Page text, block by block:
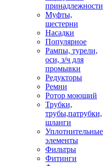
принадлежности
Муфты,
шестерни
Насадки
Популярное
Рампы, турели,
оси, з/ч для
промывки
Редукторы
Ремни
Ротор моющий
Трубки,
трубы,патрубки,
шланги
Уплотнительные
элементы
Фильтры
Фитинги